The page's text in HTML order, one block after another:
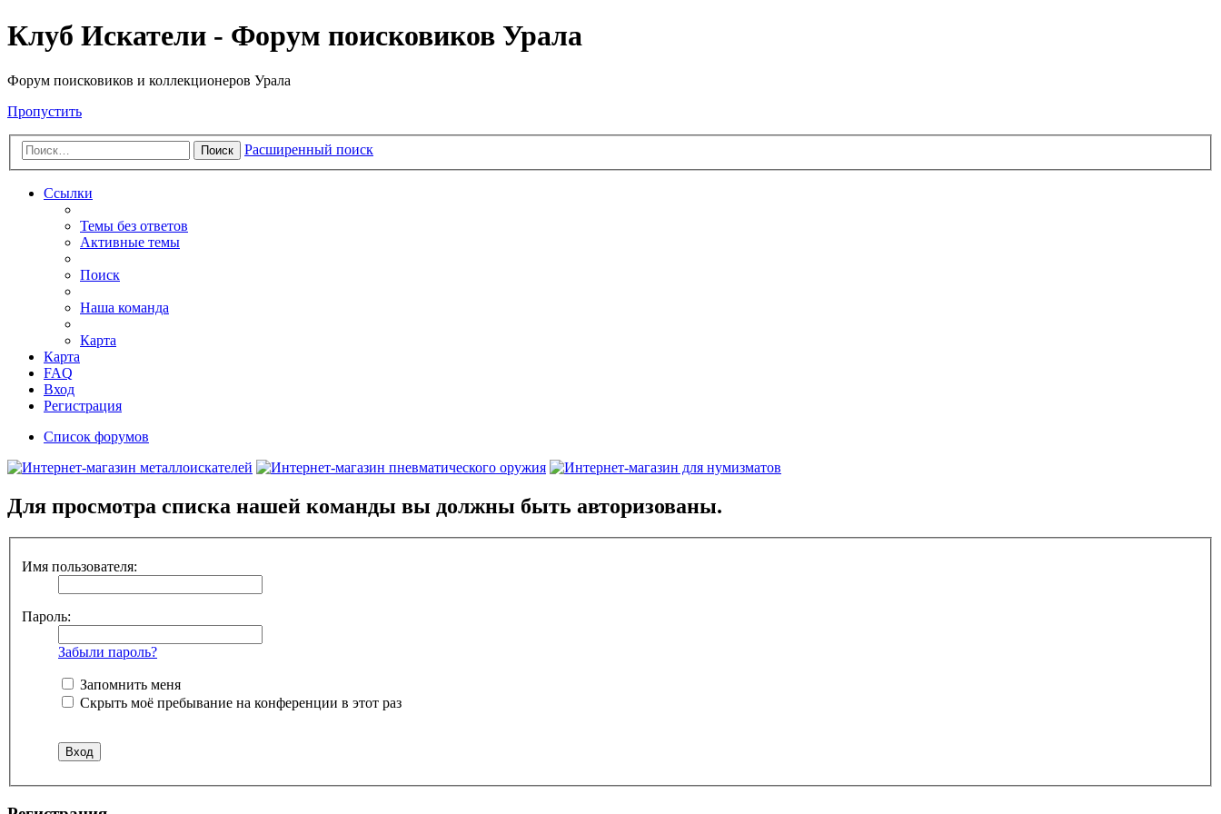
Клуб Искатели - Форум поисковиков Урала
Форум поисковиков и коллекционеров Урала
Пропустить
Поиск Расширенный поиск
Ссылки
Темы без ответов
Активные темы
Поиск
Наша команда
Карта
Карта
FAQ
Вход
Регистрация
Список форумов
Для просмотра списка нашей команды вы должны быть авторизованы.
Имя пользователя:
Пароль:
Забыли пароль?
Запомнить меня
Скрыть моё пребывание на конференции в этот раз